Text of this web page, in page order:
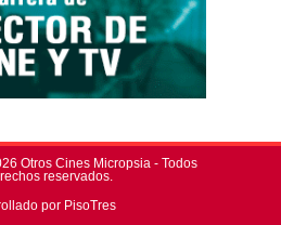
Otros Cines Micropsia - Todos
reservados.
por PisoTres